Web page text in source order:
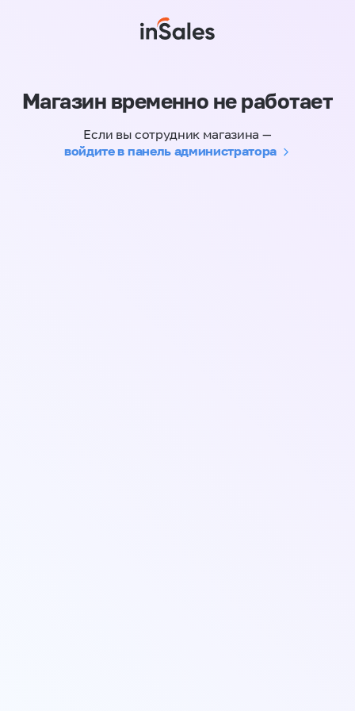
Магазин временно не работает
Если вы сотрудник магазина —
войдите в панель администратора